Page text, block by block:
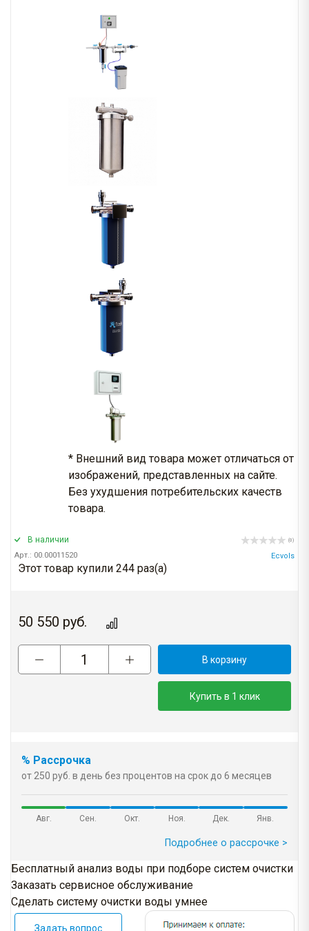
* Внешний вид товара может отличаться от
изображений, представленных на сайте.
Без ухудшения потребительских качеств
товара.
В наличии
Арт.: 00.00011520
(0)
Ecvols
Этот товар купили 244 раз(a)
50 550 руб.
В корзину
Купить в 1 клик
% Рассрочка
от 250 руб. в день без процентов на срок до 6 месяцев
Авг. Сен. Окт. Ноя. Дек. Янв.
Подробнее о рассрочке >
Бесплатный анализ воды при подборе систем очистки
Заказать сервисное обслуживание
Сделать систему очистки воды умнее
Задать вопрос